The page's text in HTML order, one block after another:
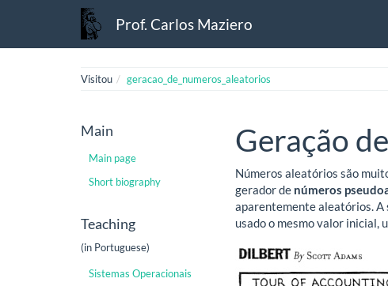
Prof. Carlos Maziero
Visitou geracao_de_numeros_aleatorios
Main
Main page
Short biography
Teaching
(in Portuguese)
Sistemas Operacionais
Geração
Números aleatórios são
gerador de números
aparentemente aleatórios. A
usado o mesmo valor inicial,